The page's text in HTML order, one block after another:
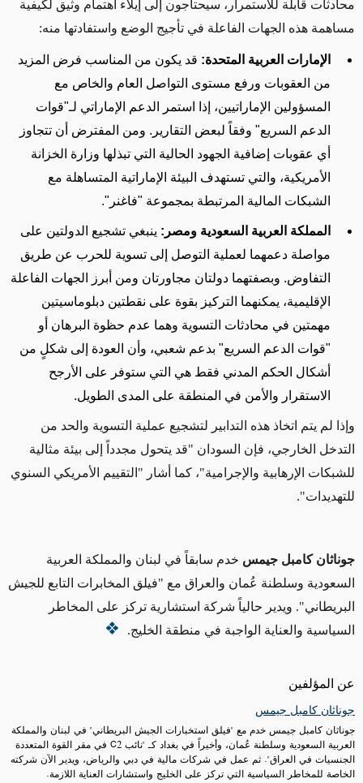
عن المؤلفين
جوناثان كامبل جيمس
جوناثان كامبل جيمس خدم مع "فيلق استخبارات الجيش البريطاني" في لبنان والمملكة
العربية السعودية وسلطنة عُمان، وأخيراً في بغداد كـ "نائب C2 في مقر القوة المتعددة
الجنسيات في العراق". ثم عمل في شركات مالية في دبي والرياض، ويدير الآن شركته
الخاصة للمخاطر السياسية التي تركز على الخليج واستشارات العناية اللازمة.
محادثات قابلة للاستمرار، سيحتاجون إلى إيلاء اهتمام وثيق لكيفية
مساهمة هذه الجهات الفاعلة في تأجيج الوضع واستفادتها منه:
الإمارات العربية المتحدة: قد يكون من المناسب فرض المزيد
من العقوبات ورفع مستوى التواصل العام والخاص مع
المسؤولين الإماراتيين، إذا استمر الدعم الإماراتي لـ"قوات
الدعم السريع" وفقاً لبعض التقارير. ومن المفترض أن تتجاوز
أي عقوبات إضافية الجهود الحالية التي تبذلها وزارة الخزانة
الأمريكية، والتي تستهدف البيئة الإماراتية المتساهلة مع
الشبكات المالية المرتبطة بمجموعة "فاغنر".
المملكة العربية السعودية ومصر: ينبغي تشجيع الدولتين على
مواصلة دعمهما لعملية التوصل إلى تسوية للحرب عن طريق
التفاوض. وبصفتهما دولتان مجاورتان ومن أبرز الجهات الفاعلة
الإقليمية، يمكنهما التركيز بقوة على نقطتين دبلوماسيتين
مهمتين في محادثات التسوية وهما عدم حظوة البرهان أو
"قوات الدعم السريع" بدعم شعبي، وأن العودة إلى شكلٍ من
أشكال الحكم المدني فقط هي التي ستوفر على الأرجح
الاستقرار والأمن في المنطقة على المدى الطويل.
وإذا لم يتم اتخاذ هذه التدابير لتشجيع عملية التسوية والحد من
التدخل الخارجي، فإن السودان "قد يتحول مجدداً إلى بيئة مثالية
للشبكات الإرهابية والإجرامية"، كما أشار "التقييم الأمريكي السنوي
للتهديدات".
جوناثان كامبل جيمس خدم سابقاً في لبنان والمملكة العربية
السعودية وسلطنة عُمان والعراق مع "فيلق المخابرات التابع للجيش
البريطاني". ويدير حالياً شركة استشارية تركز على المخاطر
السياسية والعناية الواجبة في منطقة الخليج.